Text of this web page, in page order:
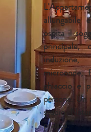
allungabile
ospita il
principale,
induzione,
microonde,
ghiaccio e
persone. Un
studio
pranzo.